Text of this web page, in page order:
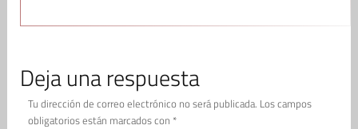
Deja una respuesta
Tu dirección de correo electrónico no será publicada. Los campos
obligatorios están marcados con *